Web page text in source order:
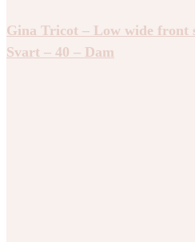
Gina Tricot – Low wide front
Svart – 40 – Dam